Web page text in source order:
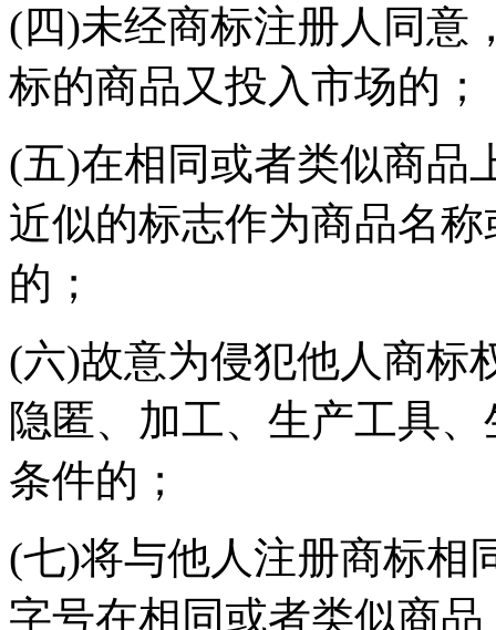
(四)未经商标注册人同意
标的商品又投入市场的；
(五)在相同或者类似商品
近似的标志作为商品名
的；
(六)故意为侵犯他人商标
隐匿、加工、生产工具
条件的；
(七)将与他人注册商标相
字号在相同或者类似商